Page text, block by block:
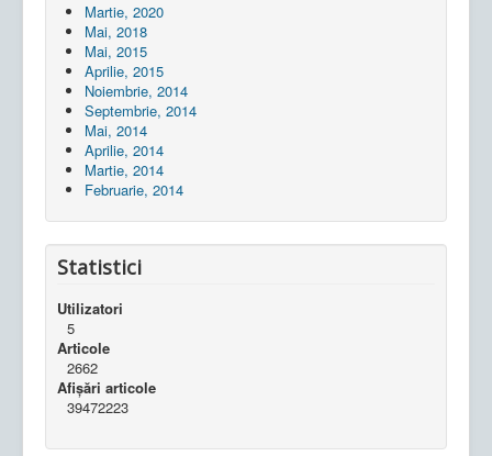
Martie, 2020
Mai, 2018
Mai, 2015
Aprilie, 2015
Noiembrie, 2014
Septembrie, 2014
Mai, 2014
Aprilie, 2014
Martie, 2014
Februarie, 2014
Statistici
Utilizatori
5
Articole
2662
Afișări articole
39472223